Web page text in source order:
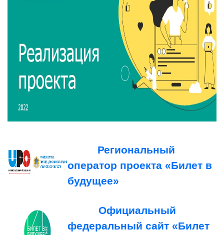
Региональный
оператор проекта «Билет в
будущее»
Официальный
федеральный сайт «Билет